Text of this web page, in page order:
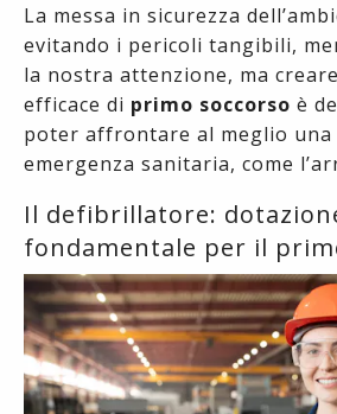
La messa in sicurezza
evitando i pericoli tangibili,
la nostra attenzione, ma
efficace di primo soccorso è
poter affrontare al meglio una
emergenza sanitaria, come
Il defibrillatore:
fondamentale per il